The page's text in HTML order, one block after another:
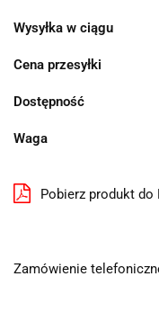
Wysyłka w ciągu
Cena przesyłki
Dostępność
Waga
Pobierz produkt do
Zamówienie